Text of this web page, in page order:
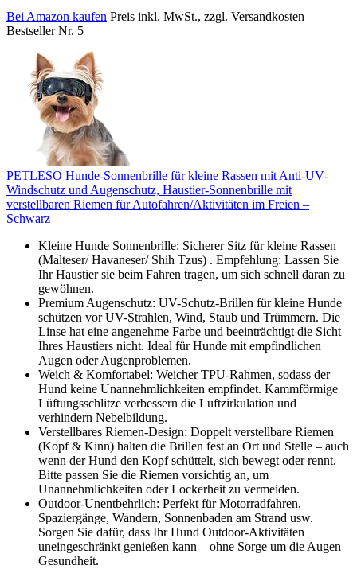
Bei Amazon kaufen Preis inkl. MwSt., zzgl. Versandkosten
Bestseller Nr. 5
PETLESO Hunde-Sonnenbrille für kleine Rassen mit Anti-UV-
Windschutz und Augenschutz, Haustier-Sonnenbrille mit
verstellbaren Riemen für Autofahren/Aktivitäten im Freien –
Schwarz
Kleine Hunde Sonnenbrille: Sicherer Sitz für kleine Rassen
(Malteser/ Havaneser/ Shih Tzus) . Empfehlung: Lassen Sie
Ihr Haustier sie beim Fahren tragen, um sich schnell daran zu
gewöhnen.
Premium Augenschutz: UV-Schutz-Brillen für kleine Hunde
schützen vor UV-Strahlen, Wind, Staub und Trümmern. Die
Linse hat eine angenehme Farbe und beeinträchtigt die Sicht
Ihres Haustiers nicht. Ideal für Hunde mit empfindlichen
Augen oder Augenproblemen.
Weich & Komfortabel: Weicher TPU-Rahmen, sodass der
Hund keine Unannehmlichkeiten empfindet. Kammförmige
Lüftungsschlitze verbessern die Luftzirkulation und
verhindern Nebelbildung.
Verstellbares Riemen-Design: Doppelt verstellbare Riemen
(Kopf & Kinn) halten die Brillen fest an Ort und Stelle – auch
wenn der Hund den Kopf schüttelt, sich bewegt oder rennt.
Bitte passen Sie die Riemen vorsichtig an, um
Unannehmlichkeiten oder Lockerheit zu vermeiden.
Outdoor-Unentbehrlich: Perfekt für Motorradfahren,
Spaziergänge, Wandern, Sonnenbaden am Strand usw.
Sorgen Sie dafür, dass Ihr Hund Outdoor-Aktivitäten
uneingeschränkt genießen kann – ohne Sorge um die Augen
Gesundheit.